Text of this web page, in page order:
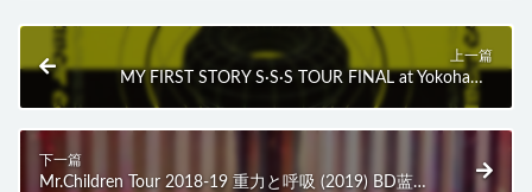
上一篇
MY FIRST STORY S·S·S TOUR FINAL at Yokohama
Arena (2BD) (2019) BD蓝光原盘 44.5G
下一篇
Mr.Children Tour 2018-19 重力と呼吸 (2019) BD蓝光